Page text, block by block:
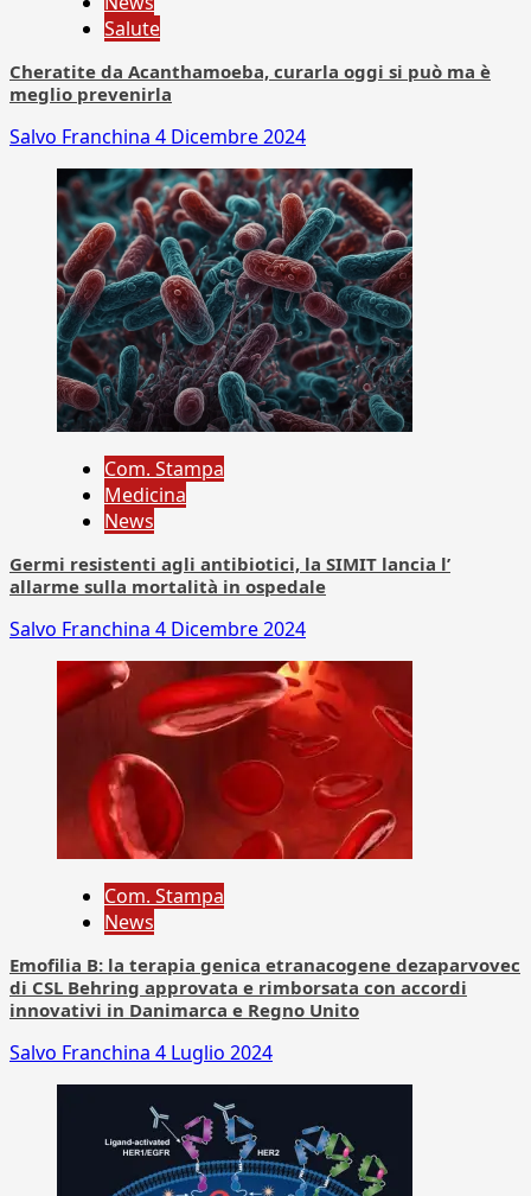
Salute
Cheratite da Acanthamoeba, curarla oggi si può ma è
meglio prevenirla
Salvo Franchina 4 Dicembre 2024
Com. Stampa
Medicina
News
Germi resistenti agli antibiotici, la SIMIT lancia l’
allarme sulla mortalità in ospedale
Salvo Franchina 4 Dicembre 2024
Com. Stampa
News
Emofilia B: la terapia genica etranacogene dezaparvovec
di CSL Behring approvata e rimborsata con accordi
innovativi in Danimarca e Regno Unito
Salvo Franchina 4 Luglio 2024